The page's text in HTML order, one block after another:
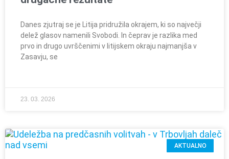
Danes zjutraj se je Litija pridružila okrajem, ki so največji
delež glasov namenili Svobodi. In čeprav je razlika med
prvo in drugo uvrščenimi v litijskem okraju najmanjša v
Zasavju, se
23. 03. 2026
AKTUALNO